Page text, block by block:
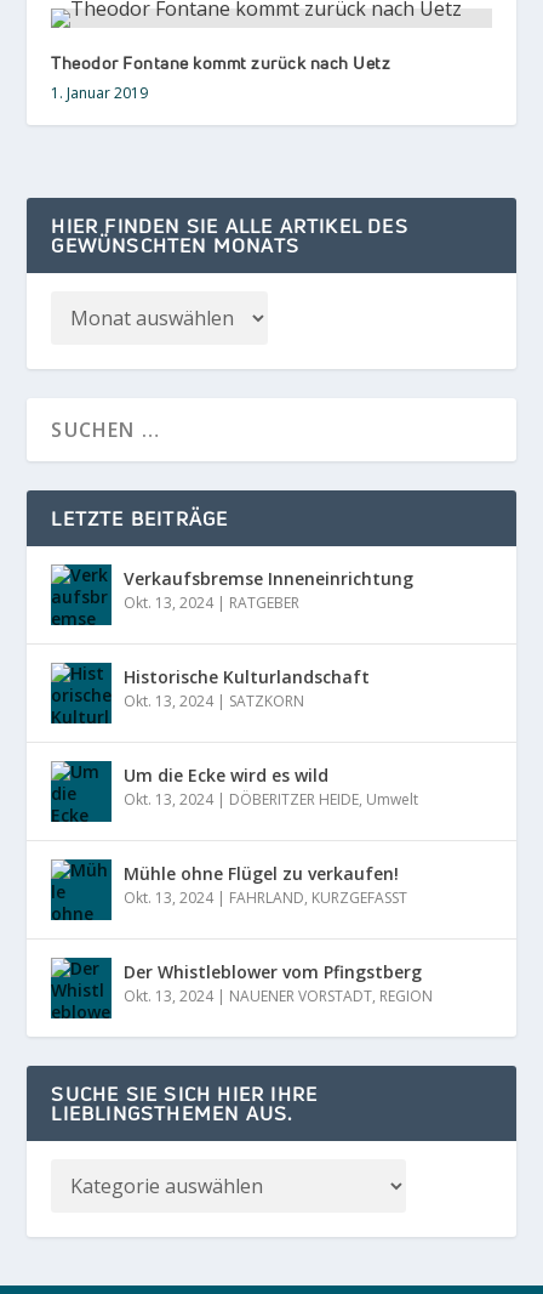
Theodor Fontane kommt zurück nach Uetz
1. Januar 2019
HIER FINDEN SIE ALLE ARTIKEL DES
GEWÜNSCHTEN MONATS
LETZTE BEITRÄGE
Verkaufsbremse Inneneinrichtung
Okt. 13, 2024| RATGEBER
Historische Kulturlandschaft
Okt. 13, 2024| SATZKORN
Um die Ecke wird es wild
Okt. 13, 2024| DÖBERITZER HEIDE, Umwelt
Mühle ohne Flügel zu verkaufen!
Okt. 13, 2024| FAHRLAND, KURZGEFASST
Der Whistleblower vom Pfingstberg
Okt. 13, 2024| NAUENER VORSTADT, REGION
SUCHE SIE SICH HIER IHRE
LIEBLINGSTHEMEN AUS.